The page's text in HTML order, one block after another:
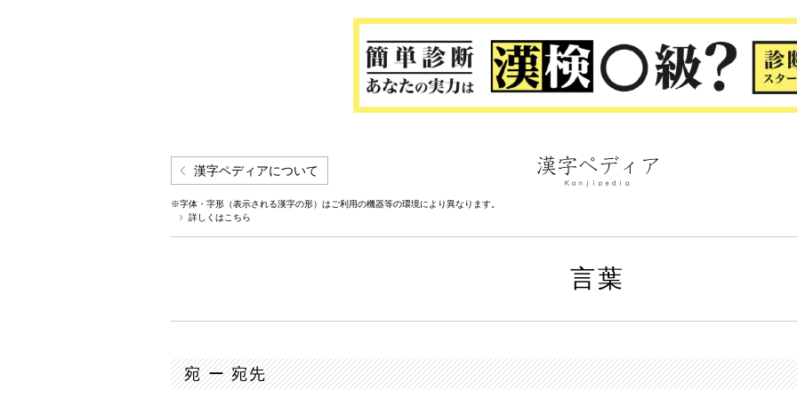
漢字ペディアについて
※字体・字形（表示される漢字の形）はご利用の機器等の環境により異なります。
詳しくはこちら
言葉
宛 ー 宛先